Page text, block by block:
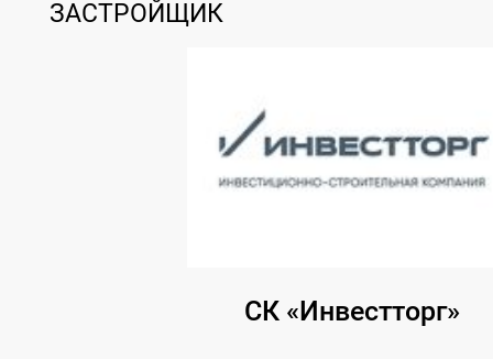
ЗАСТРОЙЩИК
СК «Инвестторг»